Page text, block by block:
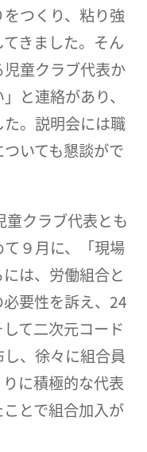
つくり、粘り強
きました。そん
童クラブ代表か
と連絡があり、
。説明会には職
いても懇談がで
クラブ代表とも
９月に、「現場
は、労働組合と
要性を訴え、24
て二次元コード
、徐々に組合員
に積極的な代表
とで組合加入が